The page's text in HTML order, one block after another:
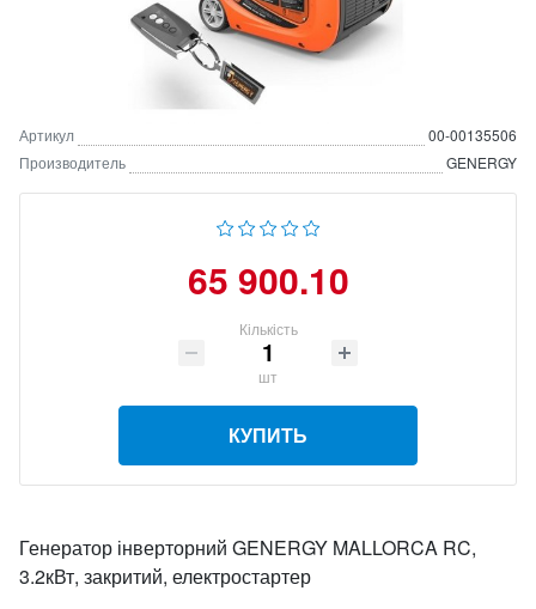
Артикул
00-00135506
Производитель
GENERGY
65 900.10
Кількість
шт
КУПИТЬ
Генератор інверторний GENERGY MALLORCA RC,
3.2кВт, закритий, електростартер